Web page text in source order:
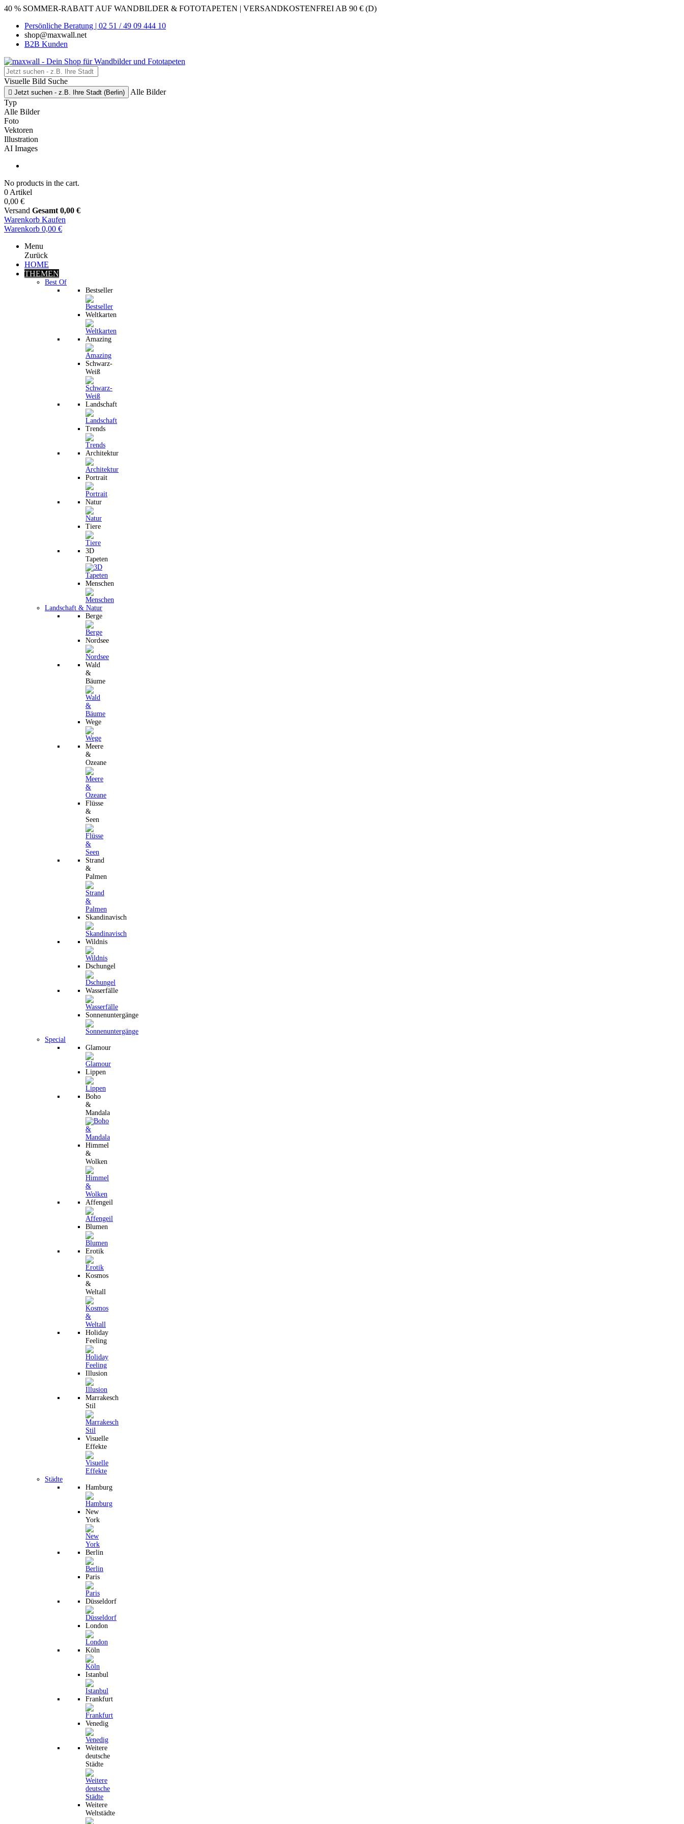
40 % SOMMER-RABATT AUF WANDBILDER & FOTOTAPETEN | VERSANDKOSTENFREI AB 90 € (D)
Persönliche Beratung | 02 51 / 49 09 444 10
shop@maxwall.net
B2B Kunden
Visuelle Bild Suche
 Jetzt suchen - z.B. Ihre Stadt (Berlin)
Alle Bilder
Typ
Alle Bilder
Foto
Vektoren
Illustration
AI Images
No products in the cart.
0 Artikel
0,00 €
Versand Gesamt 0,00 €
Warenkorb Kaufen
Warenkorb 0,00 €
Menu
Zurück
HOME
THEMEN
Best Of
Bestseller
Weltkarten
Amazing
Schwarz-
Weiß
Landschaft
Trends
Architektur
Portrait
Natur
Tiere
3D
Tapeten
Menschen
Landschaft & Natur
Berge
Nordsee
Wald
&
Bäume
Wege
Meere
&
Ozeane
Flüsse
&
Seen
Strand
&
Palmen
Skandinavisch
Wildnis
Dschungel
Wasserfälle
Sonnenuntergänge
Special
Glamour
Lippen
Boho
&
Mandala
Himmel
&
Wolken
Affengeil
Blumen
Erotik
Kosmos
&
Weltall
Holiday
Feeling
Illusion
Marrakesch
Stil
Visuelle
Effekte
Städte
Hamburg
New
York
Berlin
Paris
Düsseldorf
London
Köln
Istanbul
Frankfurt
Venedig
Weitere
deutsche
Städte
Weitere
Weltstädte